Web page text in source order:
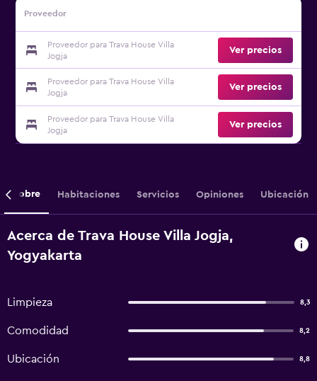
Proveedor
Proveedor para Trava House Villa
Jogja
Ver precios
Proveedor para Trava House Villa
Jogja
Ver precios
Proveedor para Trava House Villa
Jogja
Ver precios
Sobre Habitaciones Servicios Opiniones Ubicación
Acerca de Trava House Villa Jogja,
Yogyakarta
Limpieza 8,3
Comodidad 8,2
Ubicación 8,8